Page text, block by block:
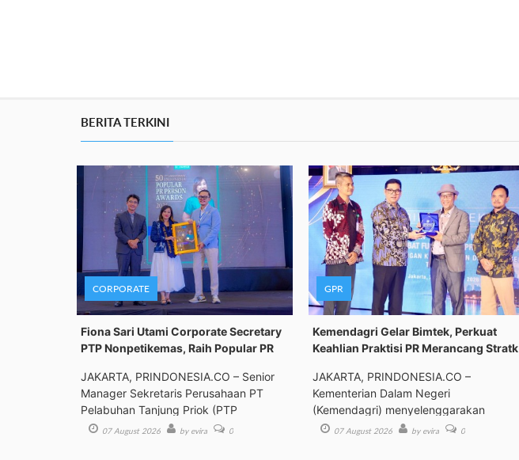
BERITA TERKINI
CORPORATE
Fiona Sari Utami Corporate Secretary
PTP Nonpetikemas, Raih Popular PR
JAKARTA, PRINDONESIA.CO – Senior
Manager Sekretaris Perusahaan PT
Pelabuhan Tanjung Priok (PTP
07 August 2026 by evira 0
GPR
Kemendagri Gelar Bimtek, Perkuat
Keahlian Praktisi PR Merancang Stratk
JAKARTA, PRINDONESIA.CO –
Kementerian Dalam Negeri
(Kemendagri) menyelenggarakan
Bimbingan Tek
07 August 2026 by evira 0